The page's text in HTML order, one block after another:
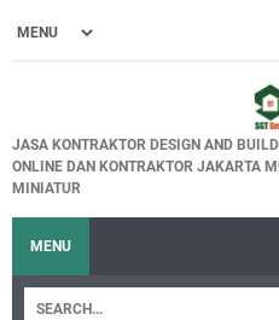
JASA KONTRAKTOR DESIGN AND
ONLINE DAN KONTRAKTOR JAKARTA
MINIATUR
MENU